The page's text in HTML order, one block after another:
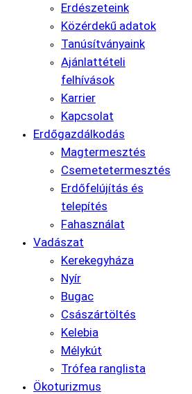
Erdészeteink
Közérdekű adatok
Tanúsítványaink
Ajánlattételi
felhívások
Karrier
Kapcsolat
Erdőgazdálkodás
Magtermesztés
Csemetetermesztés
Erdőfelújítás és
telepítés
Fahasználat
Vadászat
Kerekegyháza
Nyír
Bugac
Császártöltés
Kelebia
Mélykút
Trófea ranglista
Ökoturizmus